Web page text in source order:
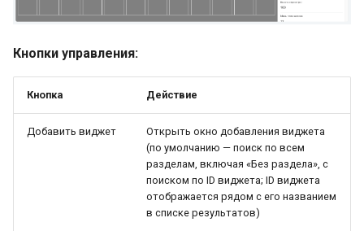
Кнопки управления:
Кнопка Действие
Добавить виджет
Открыть окно добавления виджета
(по умолчанию — поиск по всем
разделам, включая «Без раздела», с
поиском по ID виджета; ID виджета
отображается рядом с его названием
в списке результатов)